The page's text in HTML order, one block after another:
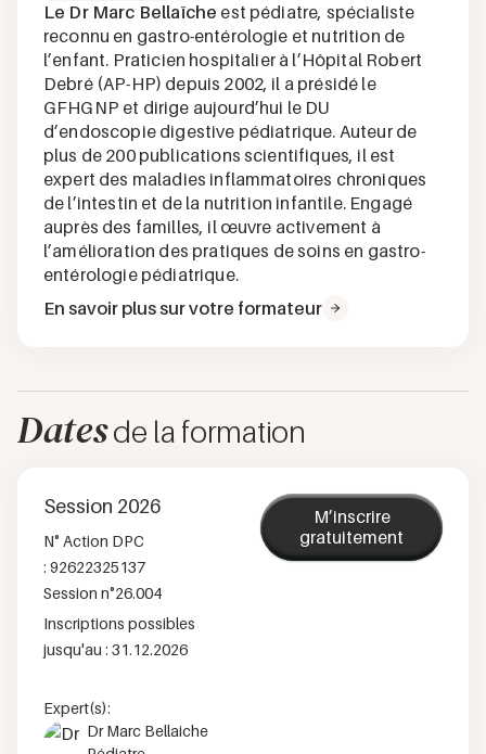
Le Dr Marc Bellaïche est pédiatre, spécialiste
reconnu en gastro-entérologie et nutrition de
l’enfant. Praticien hospitalier à l’Hôpital Robert
Debré (AP-HP) depuis 2002, il a présidé le
GFHGNP et dirige aujourd’hui le DU
d’endoscopie digestive pédiatrique. Auteur de
plus de 200 publications scientifiques, il est
expert des maladies inflammatoires chroniques
de l’intestin et de la nutrition infantile. Engagé
auprès des familles, il œuvre activement à
l’amélioration des pratiques de soins en gastro-
entérologie pédiatrique.
En savoir plus sur votre formateur
Datesde la formation
Session 2026
N° Action DPC
: 92622325137
Session n°26.004
Inscriptions possibles
jusqu'au : 31.12.2026
M’inscrire
gratuitement
Expert(s):
Dr Marc Bellaiche